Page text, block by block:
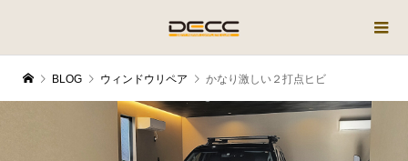
BLOG ウィンドウリペア かなり激しい２打点ヒビ